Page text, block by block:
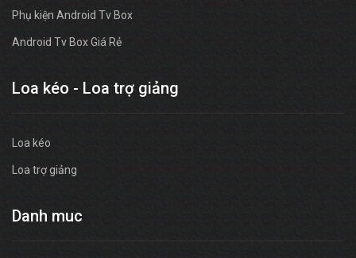
Phụ kiện Android Tv Box
Android Tv Box Giá Rẻ
Loa kéo - Loa trợ giảng
Loa kéo
Loa trợ giảng
Danh muc